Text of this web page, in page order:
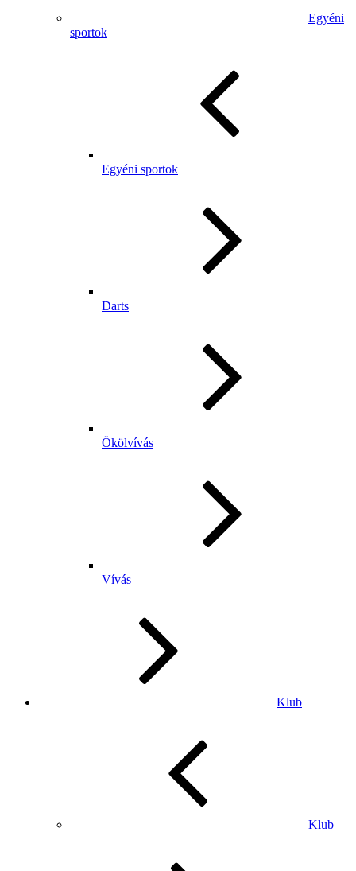
Egyéni
sportok
Egyéni sportok
Darts
Ökölvívás
Vívás
Klub
Klub